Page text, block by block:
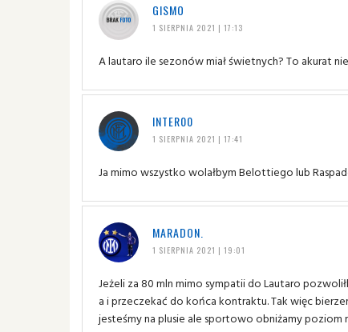
GISMO
1 SIERPNIA 2021 | 17:13
A lautaro ile sezonów miał świetnych? To akurat
INTER00
1 SIERPNIA 2021 | 17:41
Ja mimo wszystko wolałbym Belottiego lub
MARADON.
1 SIERPNIA 2021 | 19:01
Jeżeli za 80 mln mimo sympatii do Lautaro
a i przeczekać do końca kontraktu. Tak więc
jesteśmy na plusie ale sportowo obniżamy poziom